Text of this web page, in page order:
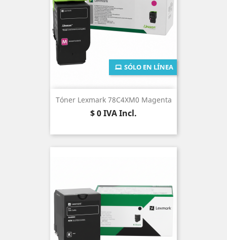
Tóner Lexmark 78C4XM0 Magenta
Precio
$ 0IVA Incl.
SÓLO EN LÍNEA